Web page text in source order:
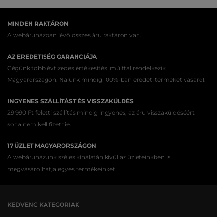
MINDEN RAKTÁRON
A webáruházban lévő összes áru raktáron van.
AZ EREDETISÉG GARANCIÁJA
Cégünk több évtizedes értékesítési múlttal rendelkezik
Magyarországon. Nálunk mindig 100%-ban eredeti terméket vásárol.
INGYENES SZÁLLÍTÁST ÉS VISSZAKÜLDÉS
29 990 Ft feletti szállítás mindig ingyenes, az áru visszaküldéséért
soha nem kell fizetnie.
17 ÜZLET MAGYARORSZÁGON
A webáruházunk széles kínálatán kívül az üzleteinkben is
megvásárolhatja egyes termékeinket.
KEDVENC KATEGÓRIÁK